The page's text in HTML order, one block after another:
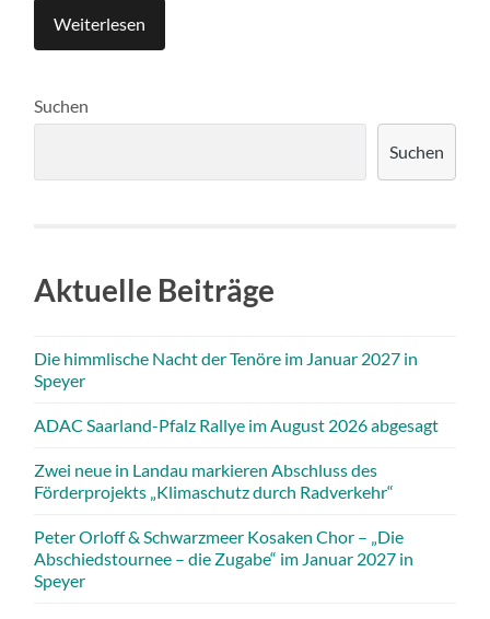
Weiterlesen
Suchen
Suchen
Aktuelle Beiträge
Die himmlische Nacht der Tenöre im Januar 2027 in
Speyer
ADAC Saarland-Pfalz Rallye im August 2026 abgesagt
Zwei neue in Landau markieren Abschluss des
Förderprojekts „Klimaschutz durch Radverkehr“
Peter Orloff & Schwarzmeer Kosaken Chor – „Die
Abschiedstournee – die Zugabe“ im Januar 2027 in
Speyer